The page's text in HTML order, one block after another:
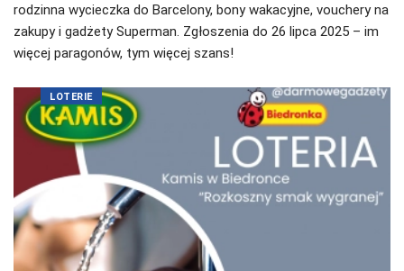
rodzinna wycieczka do Barcelony, bony wakacyjne, vouchery na
zakupy i gadżety Superman. Zgłoszenia do 26 lipca 2025 – im
więcej paragonów, tym więcej szans!
LOTERIE